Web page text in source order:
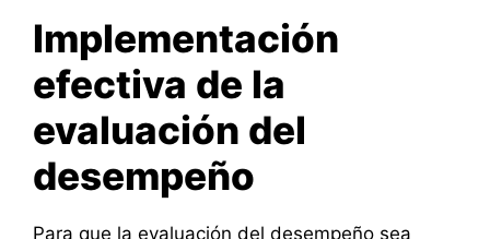
Implementación
efectiva de la
evaluación del
desempeño
Para que la evaluación del desempeño sea